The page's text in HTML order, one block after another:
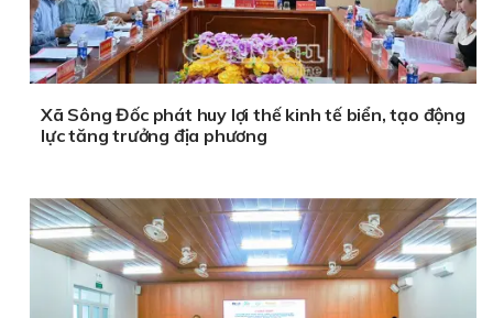
Xã Sông Đốc phát huy lợi thế kinh tế biển, tạo động
lực tăng trưởng địa phương